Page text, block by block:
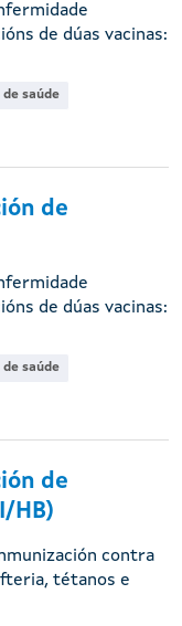
de dúas vacinas:
de saúde
de
de dúas vacinas:
de saúde
de
HB)
contra
tétanos e